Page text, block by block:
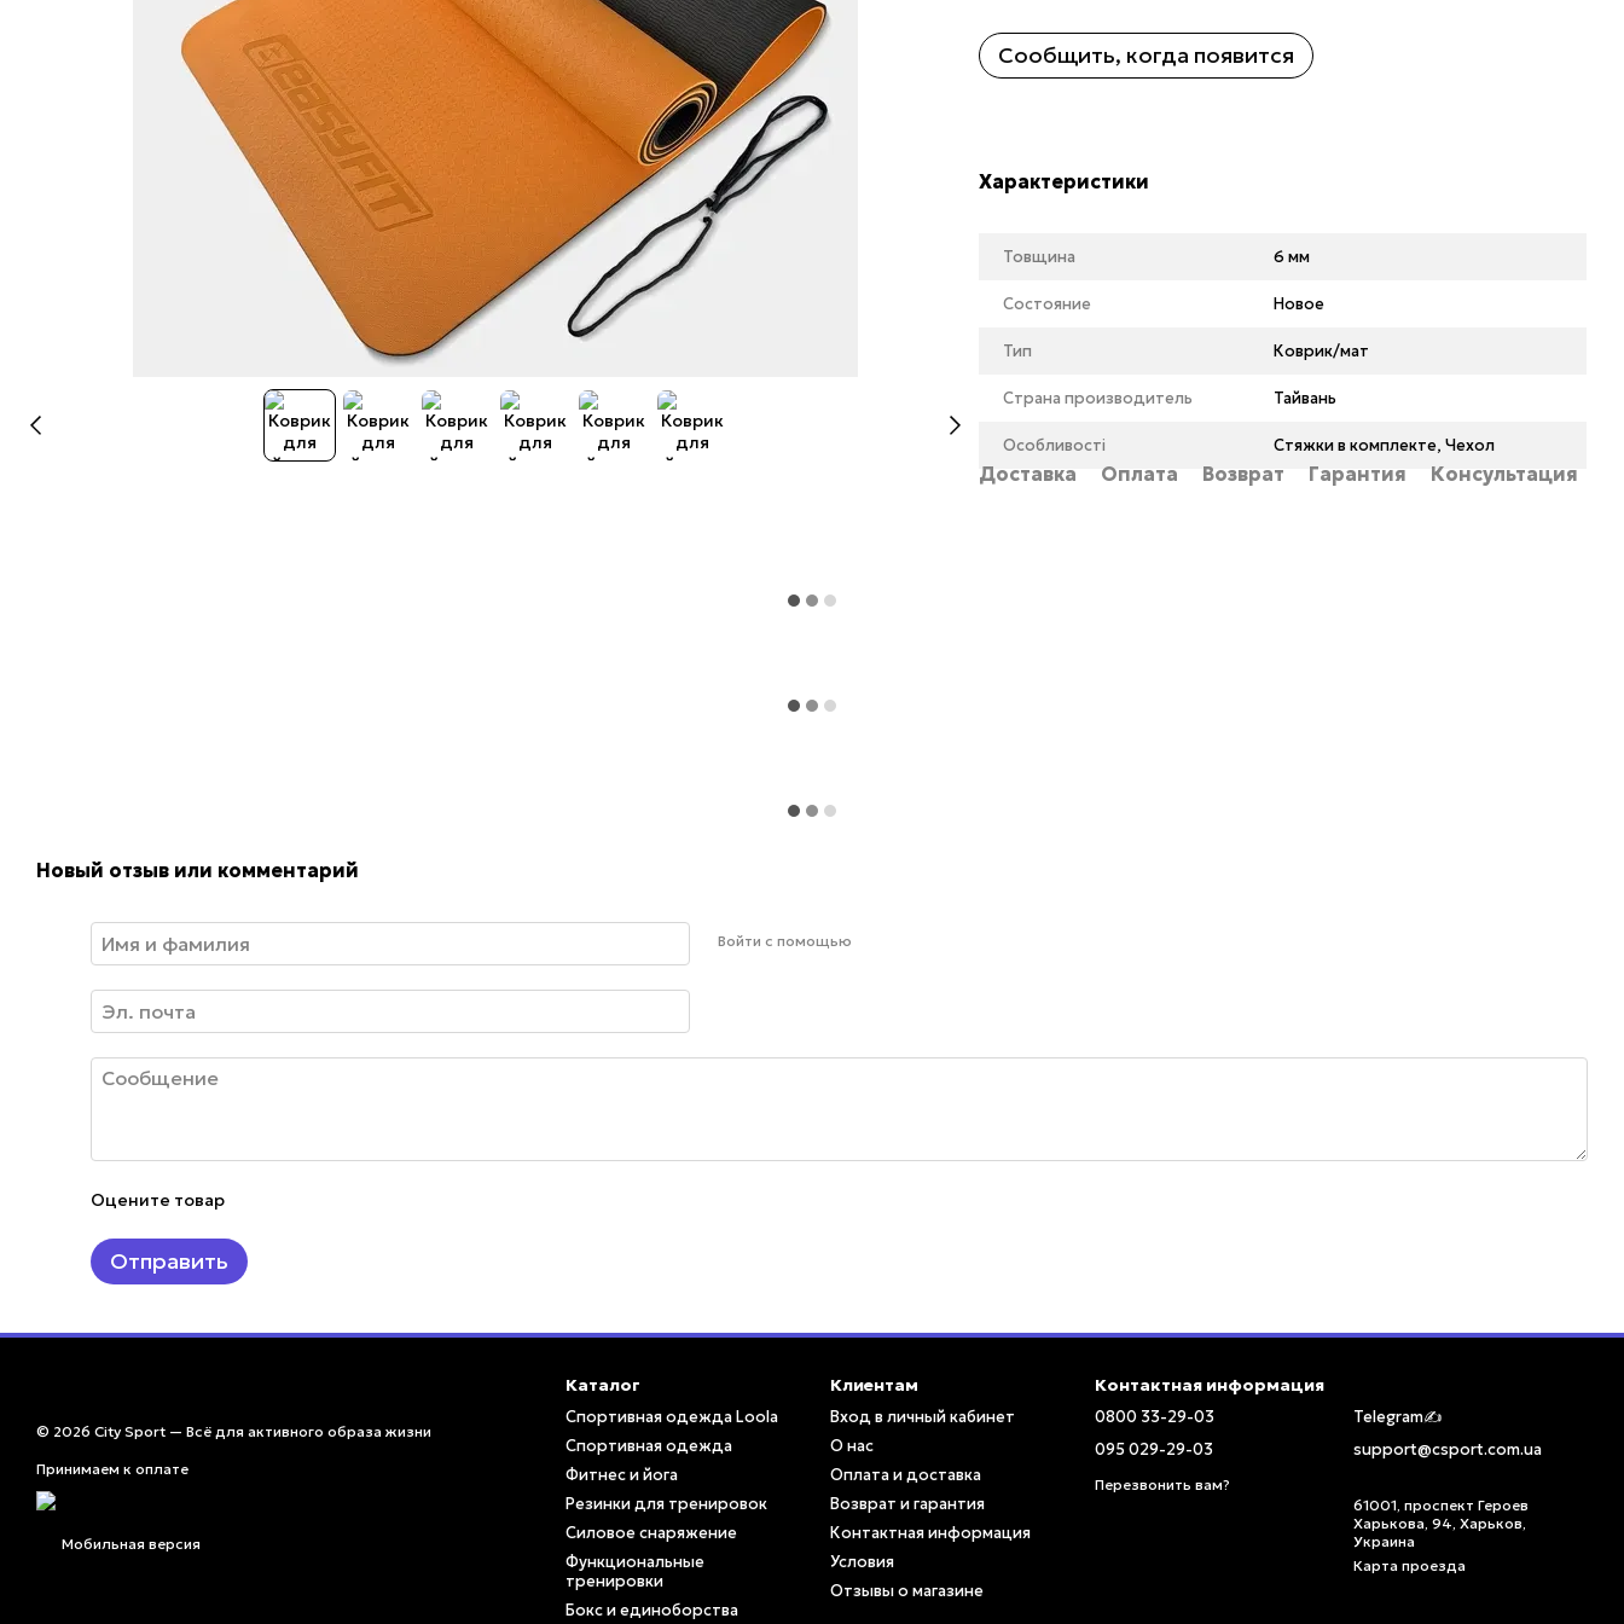
Сообщить, когда появится
Характеристики
Товщина 6 мм
Состояние Новое
Тип Коврик/мат
Страна производитель Тайвань
Особливості Стяжки в комплекте, Чехол
Доставка Оплата Возврат Гарантия Консультация
Новый отзыв или комментарий
Войти с помощью
Оцените товар
Отправить
© 2026 City Sport — Всё для активного образа жизни
Принимаем к оплате
Мобильная версия
Каталог
Спортивная одежда Loola
Спортивная одежда
Фитнес и йога
Резинки для тренировок
Силовое снаряжение
Функциональные
тренировки
Бокс и единоборства
Клиентам
Вход в личный кабинет
О нас
Оплата и доставка
Возврат и гарантия
Контактная информация
Условия
Отзывы о магазине
Контактная информация
0800 33-29-03
095 029-29-03
Перезвонить вам?
Telegram✍️
support@csport.com.ua
61001, проспект Героев
Харькова, 94, Харьков,
Украина
Карта проезда